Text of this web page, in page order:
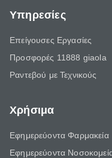
Υπηρεσίες
Επείγουσες Εργασίες
Προσφορές 11888 giaola
Ραντεβού με Τεχνικούς
Χρήσιμα
Εφημερεύοντα Φαρμακεία
Εφημερεύοντα